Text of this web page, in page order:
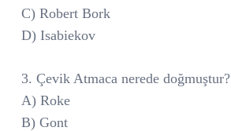
C) Robert Bork
D) Isabiekov
3. Çevik Atmaca nerede doğmuştur?
A) Roke
B) Gont